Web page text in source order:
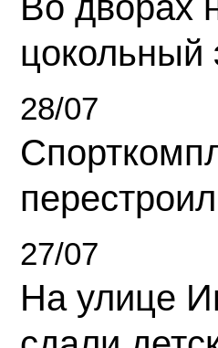
цокольный
28/07
27/07
На улице